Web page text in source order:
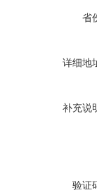
省
详细地
补充说
验证